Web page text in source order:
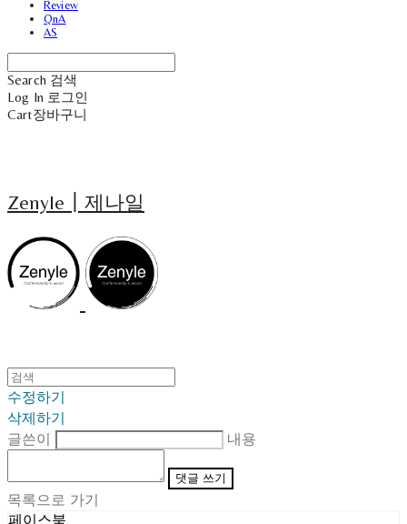
Review
QnA
AS
Search 검색
Log In 로그인
Cart장바구니
Zenyle┃제나일
수정하기
삭제하기
글쓴이
내용
댓글 쓰기
목록으로 가기
페이스북